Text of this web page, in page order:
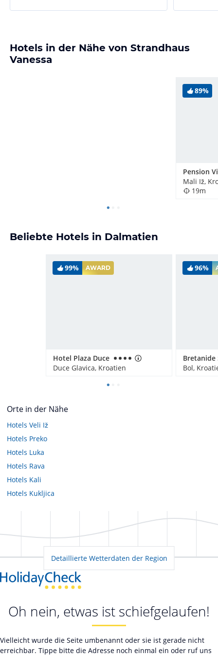
Hotels in der Nähe von Strandhaus
Vanessa
89%
Pension
Mali Iž,
19m
Beliebte Hotels in Dalmatien
99% AWARD
Hotel Plaza Duce
Duce Glavica, Kroatien
96%
Bol,
Orte in der Nähe
Hotels Veli Iž
Hotels Preko
Hotels Luka
Hotels Rava
Hotels Kali
Hotels Kukljica
Detaillierte Wetterdaten der Region
Oh nein, etwas ist schiefgelaufen!
Vielleicht wurde die Seite umbenannt oder sie ist gerade nicht
erreichbar. Tippe bitte die Adresse noch einmal ein oder ruf uns